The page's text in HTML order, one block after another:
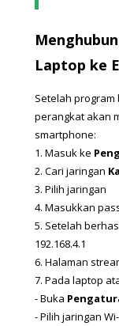
Laptop ke
Setelah program
perangkat akan
smartphone:
1. Masuk ke
2. Cari jaringan
3. Pilih jaringan
4. Masukkan
5. Setelah
192.168.4.1
6. Halaman
7. Pada laptop
- Buka
- Pilih jaringan Wi-